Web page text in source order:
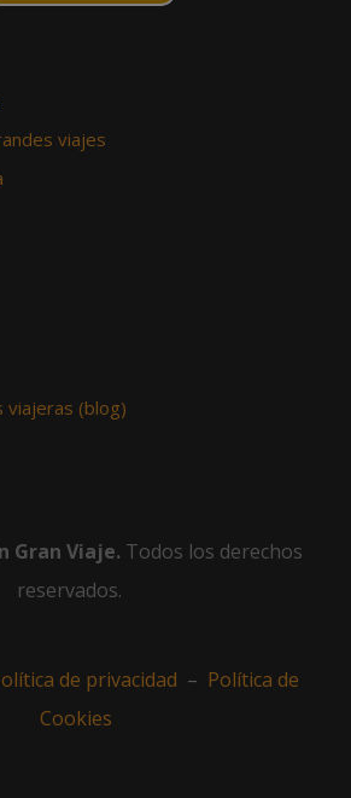
viajes
viajeras (blog)
Gran Viaje. Todos los derechos
reservados.
de privacidad – Política de
Cookies